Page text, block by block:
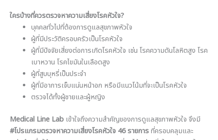
ใครบ้างที่ควรตรวจหาความเสี่ยงโรคหัวใจ?
บุคคลทั่วไปที่ต้องการดูแลสุขภาพหัวใจ
ผู้ที่มีประวัติครอบครัวเป็นโรคหัวใจ
ผู้ที่มีปัจจัยเสี่ยงต่อการเกิดโรคหัวใจ เช่น โรคความดันโลหิตสูง โรค
เบาหวาน โรคไขมันในเลือดสูง
ผู้ที่สูบบุหรี่เป็นประจำ
ผู้ที่มีอาการเจ็บแน่นหน้าอก หรือมีแนวโน้มที่จะเป็นโรคหัวใจ
ตรวจได้ทั้งผู้ชายและผู้หญิง
Medical Line Lab เข้าใจถึงความสำคัญของการดูแลสุขภาพหัวใจ จึงมี
#โปรแกรมตรวจหาความเสี่ยงโรคหัวใจ 46 รายการที่ครอบคลุมและ